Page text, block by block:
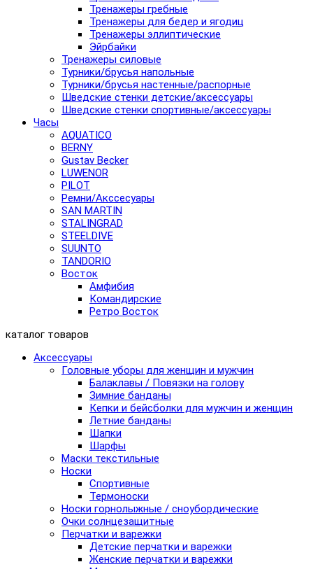
Тренажеры гребные
Тренажеры для бедер и ягодиц
Тренажеры эллиптические
Эйрбайки
Тренажеры силовые
Турники/брусья напольные
Турники/брусья настенные/распорные
Шведские стенки детские/аксессуары
Шведские стенки спортивные/аксессуары
Часы
AQUATICO
BERNY
Gustav Becker
LUWENOR
PILOT
Pемни/Акссесуары
SAN MARTIN
STALINGRAD
STEELDIVE
SUUNTO
TANDORIO
Восток
Амфибия
Командирские
Ретро Восток
каталог товаров
Аксессуары
Головные уборы для женщин и мужчин
Балаклавы / Повязки на голову
Зимние банданы
Кепки и бейсболки для мужчин и женщин
Летние банданы
Шапки
Шарфы
Маски текстильные
Носки
Спортивные
Термоноски
Носки горнолыжные / сноубордические
Очки солнцезащитные
Перчатки и варежки
Детские перчатки и варежки
Женские перчатки и варежки